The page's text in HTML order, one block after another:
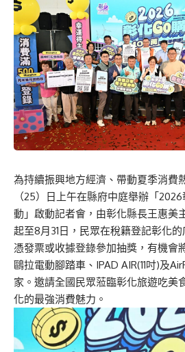
為持續振興地方經濟、帶動夏季消費
（25）日上午在縣府中庭舉辦「
動」啟動記者會，由彰化縣長王惠美
起至8月31日，民眾在稅籍登記彰化
憑發票或收據登錄參加抽獎，有機會
鷗拉電動腳踏車、IPAD AIR(11吋)及
家。邀請全國民眾蒞臨彰化旅遊吃美
化的最強消費魅力。